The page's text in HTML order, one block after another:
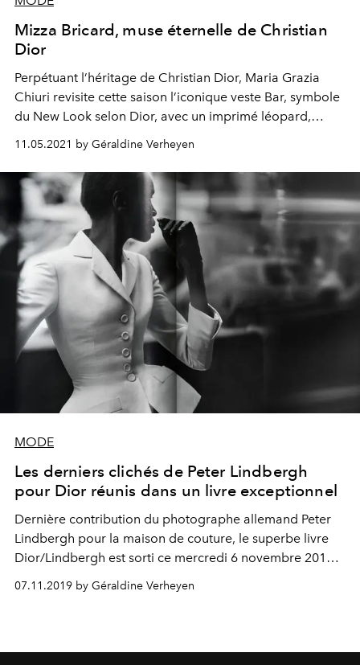
Mizza Bricard, muse éternelle de Christian
Dior
Perpétuant l’héritage de Christian Dior, Maria Grazia
Chiuri revisite cette saison l’iconique veste Bar, symbole
du New Look selon Dior, avec un imprimé léopard,
hommage à Mizza Bricard, muse éternelle du couturier
fondateur. Et ce n’est pas la première fois que sa grâce
féline habille les collections de la maison. Retour sur ce
lien indéfectible en images.
11.05.2021 by Géraldine Verheyen
MODE
Les derniers clichés de Peter Lindbergh
pour Dior réunis dans un livre exceptionnel
Dernière contribution du photographe allemand Peter
Lindbergh pour la maison de couture, le superbe livre
Dior/Lindbergh est sorti ce mercredi 6 novembre 2019
chez Taschen. Et on le hisse en tête de liste de nos envies
du moment.
07.11.2019 by Géraldine Verheyen